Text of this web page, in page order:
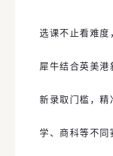
选课不止看难度
犀牛结合英美
新录取门槛，精
学、商科等不同